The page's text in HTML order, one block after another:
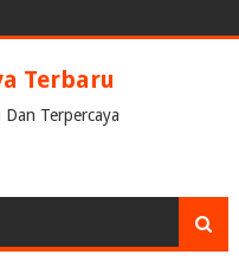
Terbaru
Terpercaya